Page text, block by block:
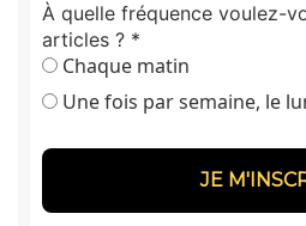
À quelle fréquence voulez-
articles ? *
Chaque matin
Une fois par semaine, le